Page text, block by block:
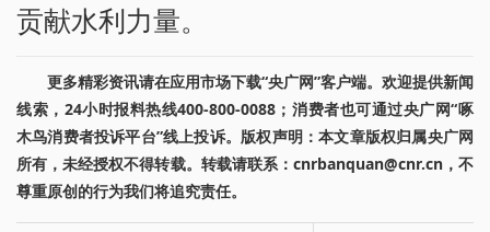
贡献水利力量。
更多精彩资讯请在应用市场下载“央广网”客户端。欢迎提供新闻
线索，24小时报料热线400-800-0088；消费者也可通过央广网“啄
木鸟消费者投诉平台”线上投诉。版权声明：本文章版权归属央广网
所有，未经授权不得转载。转载请联系：cnrbanquan@cnr.cn，不
尊重原创的行为我们将追究责任。